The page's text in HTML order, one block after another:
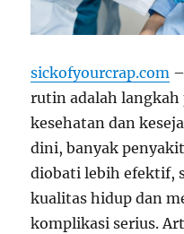
sickofyourcrap.com
rutin adalah
kesehatan dan
dini, banyak
diobati lebih efektif,
kualitas hidup dan
komplikasi serius.